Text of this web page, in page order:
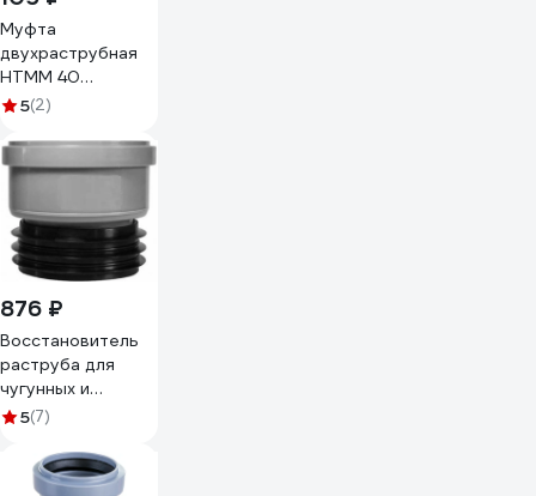
Муфта
двухраструбная
HTMM 40
Ostendorf 111510
5(2)
876 ₽
Восстановитель
раструба для
чугунных и
пластиковых
труб VIVALDO
d110мм ШГ772765
5(7)